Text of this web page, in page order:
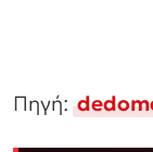
Πηγή: